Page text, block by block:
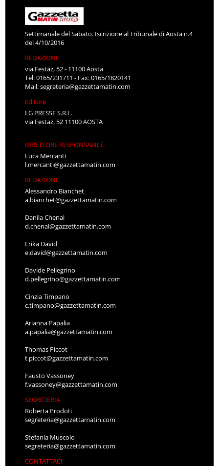
Settimanale del Sabato. Iscrizione al Tribunale di Aosta n.4
del 4/10/2016
REDAZIONE
via Festaz, 52 - 11100 Aosta
Tel: 0165/231711 - Fax: 0165/1820141
Mail:segreteria@gazzettamatin.com
Editore
LG PRESSE S.R.L.
via Festaz, 52 11100 AOSTA
DIRETTORE RESPONSABILE
Luca Mercanti
l.mercanti@gazzettamatin.com
REDAZIONE
Alessandro Bianchet
a.bianchet@gazzettamatin.com
Danila Chenal
d.chenal@gazzettamatin.com
Erika David
e.david@gazzettamatin.com
Davide Pellegrino
d.pellegrino@gazzettamatin.com
Cinzia Timpano
c.timpano@gazzettamatin.com
Arianna Papalia
a.papalia@gazzettamatin.com
Thomas Piccot
t.piccot@gazzettamatin.com
Fausto Vassoney
f.vassoney@gazzettamatin.com
SEGRETERIA
Roberta Prodoti
segreteria@gazzettamatin.com
Stefania Muscolo
segreteria@gazzettamatin.com
CONTATTACI